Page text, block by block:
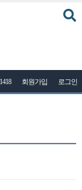
회원가입 로그인